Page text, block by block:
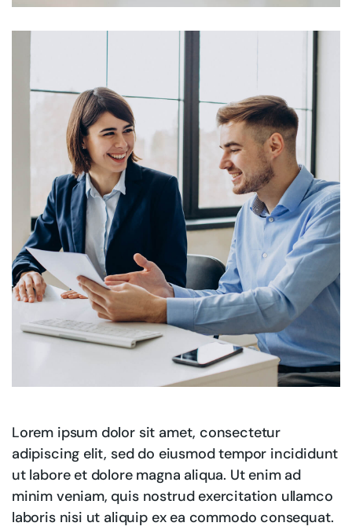
Lorem ipsum dolor sit amet, consectetur
adipiscing elit, sed do eiusmod tempor incididunt
ut labore et dolore magna aliqua. Ut enim ad
minim veniam, quis nostrud exercitation ullamco
laboris nisi ut aliquip ex ea commodo consequat.